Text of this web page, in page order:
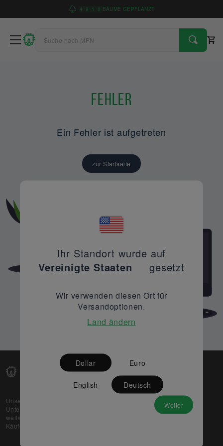
4 9 1 6 BÄUME GEPFLANZT
Fehler
Ein Fehler ist aufgetreten
zur Startseite
Unsere Web-Plattform unterstützt OEM- und EMS-
Unternehmen dabei, ihre überschüssigen Lagerbestände
weltweit zu verkaufen und gleichzeitig den potenziellen
Käufern beste Preise und Qualität zu bieten.
Partner
Ihr Standort wurde auf
Vereinigte Staaten
gesetzt
Wir verwenden diesen Ort für
Versandoptionen.
Land ändern
Dollar Euro
English Deutsch
Weiter